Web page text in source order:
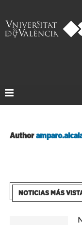
Author
NOTICIAS MÁS